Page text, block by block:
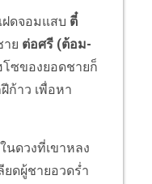
ดจอมแสบ ตี๋
ย ต่อศรี (ต้อม-
ซของยอดชายก็
ก้าว เพื่อหา
นดวงที่เขาหลง
ยดผู้ชายอวดร่ำ